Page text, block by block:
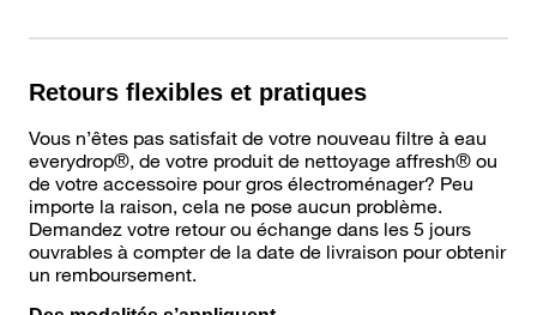
Retours flexibles et pratiques
Vous n’êtes pas satisfait de votre nouveau filtre à eau
everydrop®, de votre produit de nettoyage affresh® ou
de votre accessoire pour gros électroménager? Peu
importe la raison, cela ne pose aucun problème.
Demandez votre retour ou échange dans les 5 jours
ouvrables à compter de la date de livraison pour obtenir
un remboursement.